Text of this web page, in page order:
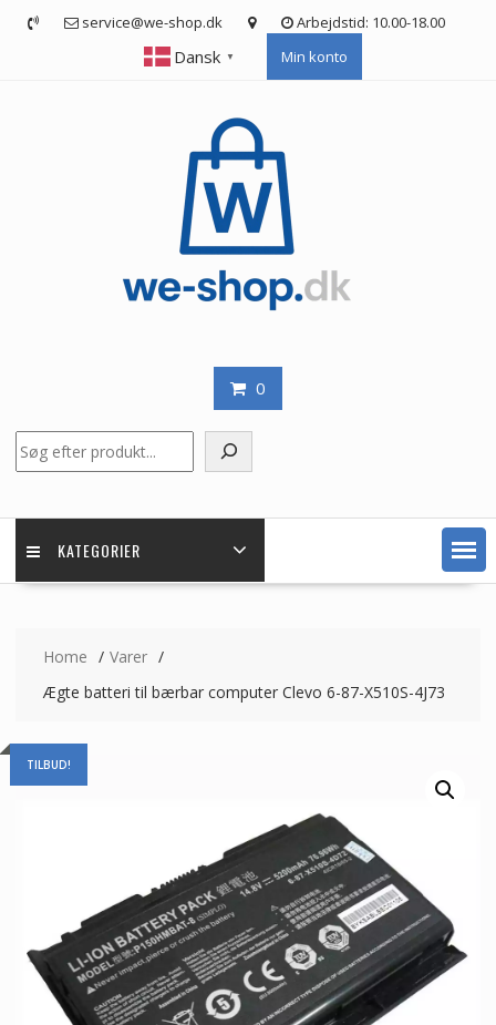
service@we-shop.dk Arbejdstid: 10.00-18.00
Dansk ▼ Min konto
0
KATEGORIER
Home
Varer
Ægte batteri til bærbar computer Clevo 6-87-X510S-4J73
TILBUD!